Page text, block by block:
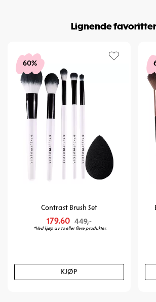
Lignende favoritter
60%
Contrast Brush Set
179.60 449,-
*Ved kjøp av to eller flere produkter.
KJØP